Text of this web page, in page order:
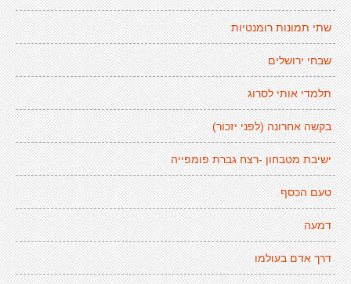
שתי תמונות רומנטיות
שבחי ירושלים
תלמדי אותי לסרוג
בקשה אחרונה (לפני יזכור)
ישיבת מטבחון -רצח גברת פומפייה
טעם הכסף
דמעה
דרך אדם בעולמו